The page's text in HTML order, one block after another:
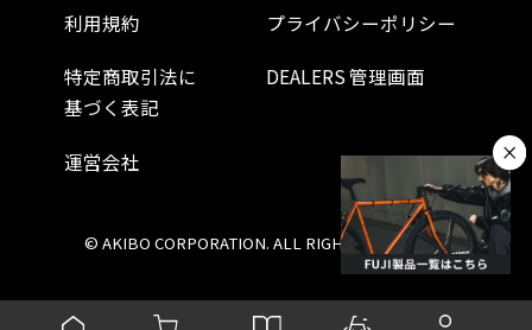
利用規約 プライバシーポリシー
特定商取引法に
基づく表記
DEALERS 管理画面
運営会社
© AKIBO CORPORATION. ALL RIGHTS RESERVED.